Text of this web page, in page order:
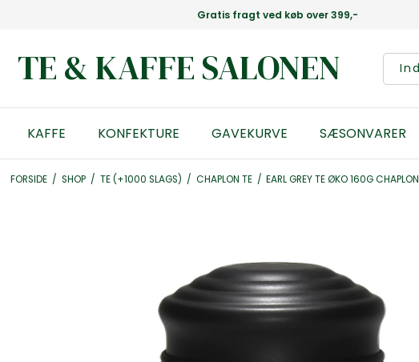
Gratis fragt ved køb over 399,-
TE & KAFFE SALONEN
KAFFE KONFEKTURE GAVEKURVE SÆSONVARER
FORSIDE / SHOP / TE (+1000 SLAGS) / CHAPLON TE / EARL GREY TE ØKO 160G CHAPLON